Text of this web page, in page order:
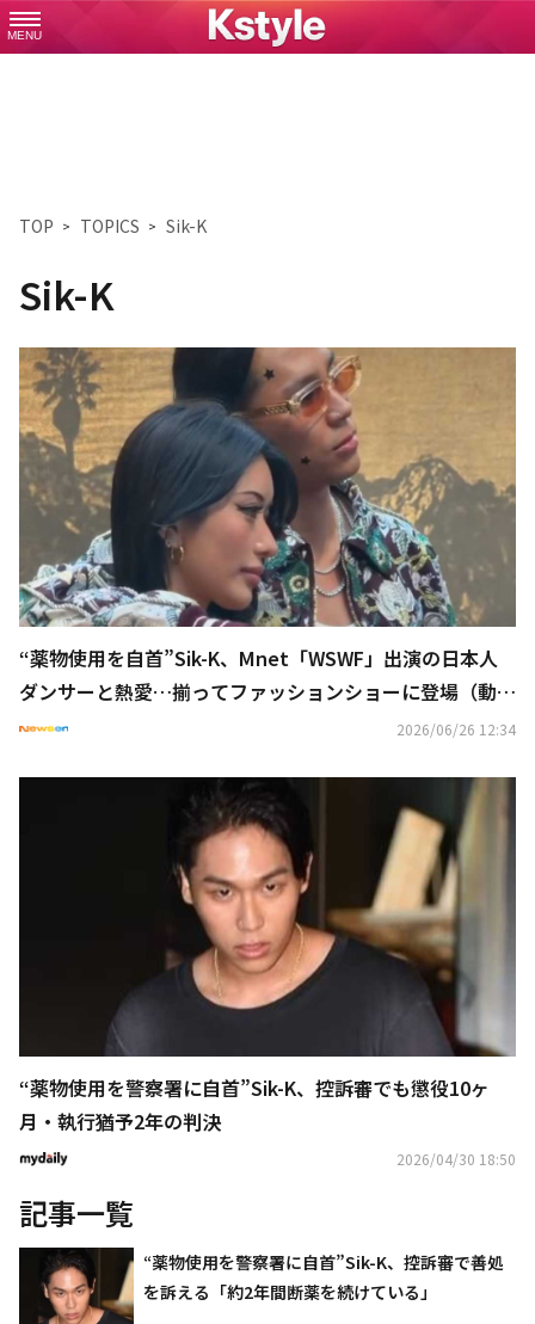
MENU
TOP TOPICS Sik-K
Sik-K
“薬物使用を自首”Sik-K、Mnet「WSWF」出演の日本人
ダンサーと熱愛…揃ってファッションショーに登場（動画
あり）
2026/06/26 12:34
“薬物使用を警察署に自首”Sik-K、控訴審でも懲役10ヶ
月・執行猶予2年の判決
2026/04/30 18:50
記事一覧
“薬物使用を警察署に自首”Sik-K、控訴審で善処
を訴える「約2年間断薬を続けている」